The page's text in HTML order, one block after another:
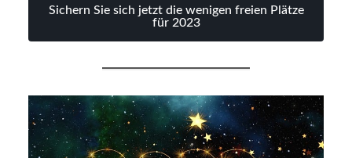
Sichern Sie sich jetzt die wenigen freien Plätze
für 2023